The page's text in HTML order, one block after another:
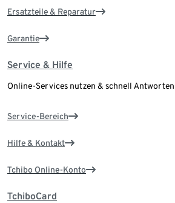
Ersatzteile & Reparatur
Garantie
Service & Hilfe
Online-Services nutzen & schnell
Service-Bereich
Hilfe & Kontakt
Tchibo Online-Konto
TchiboCard